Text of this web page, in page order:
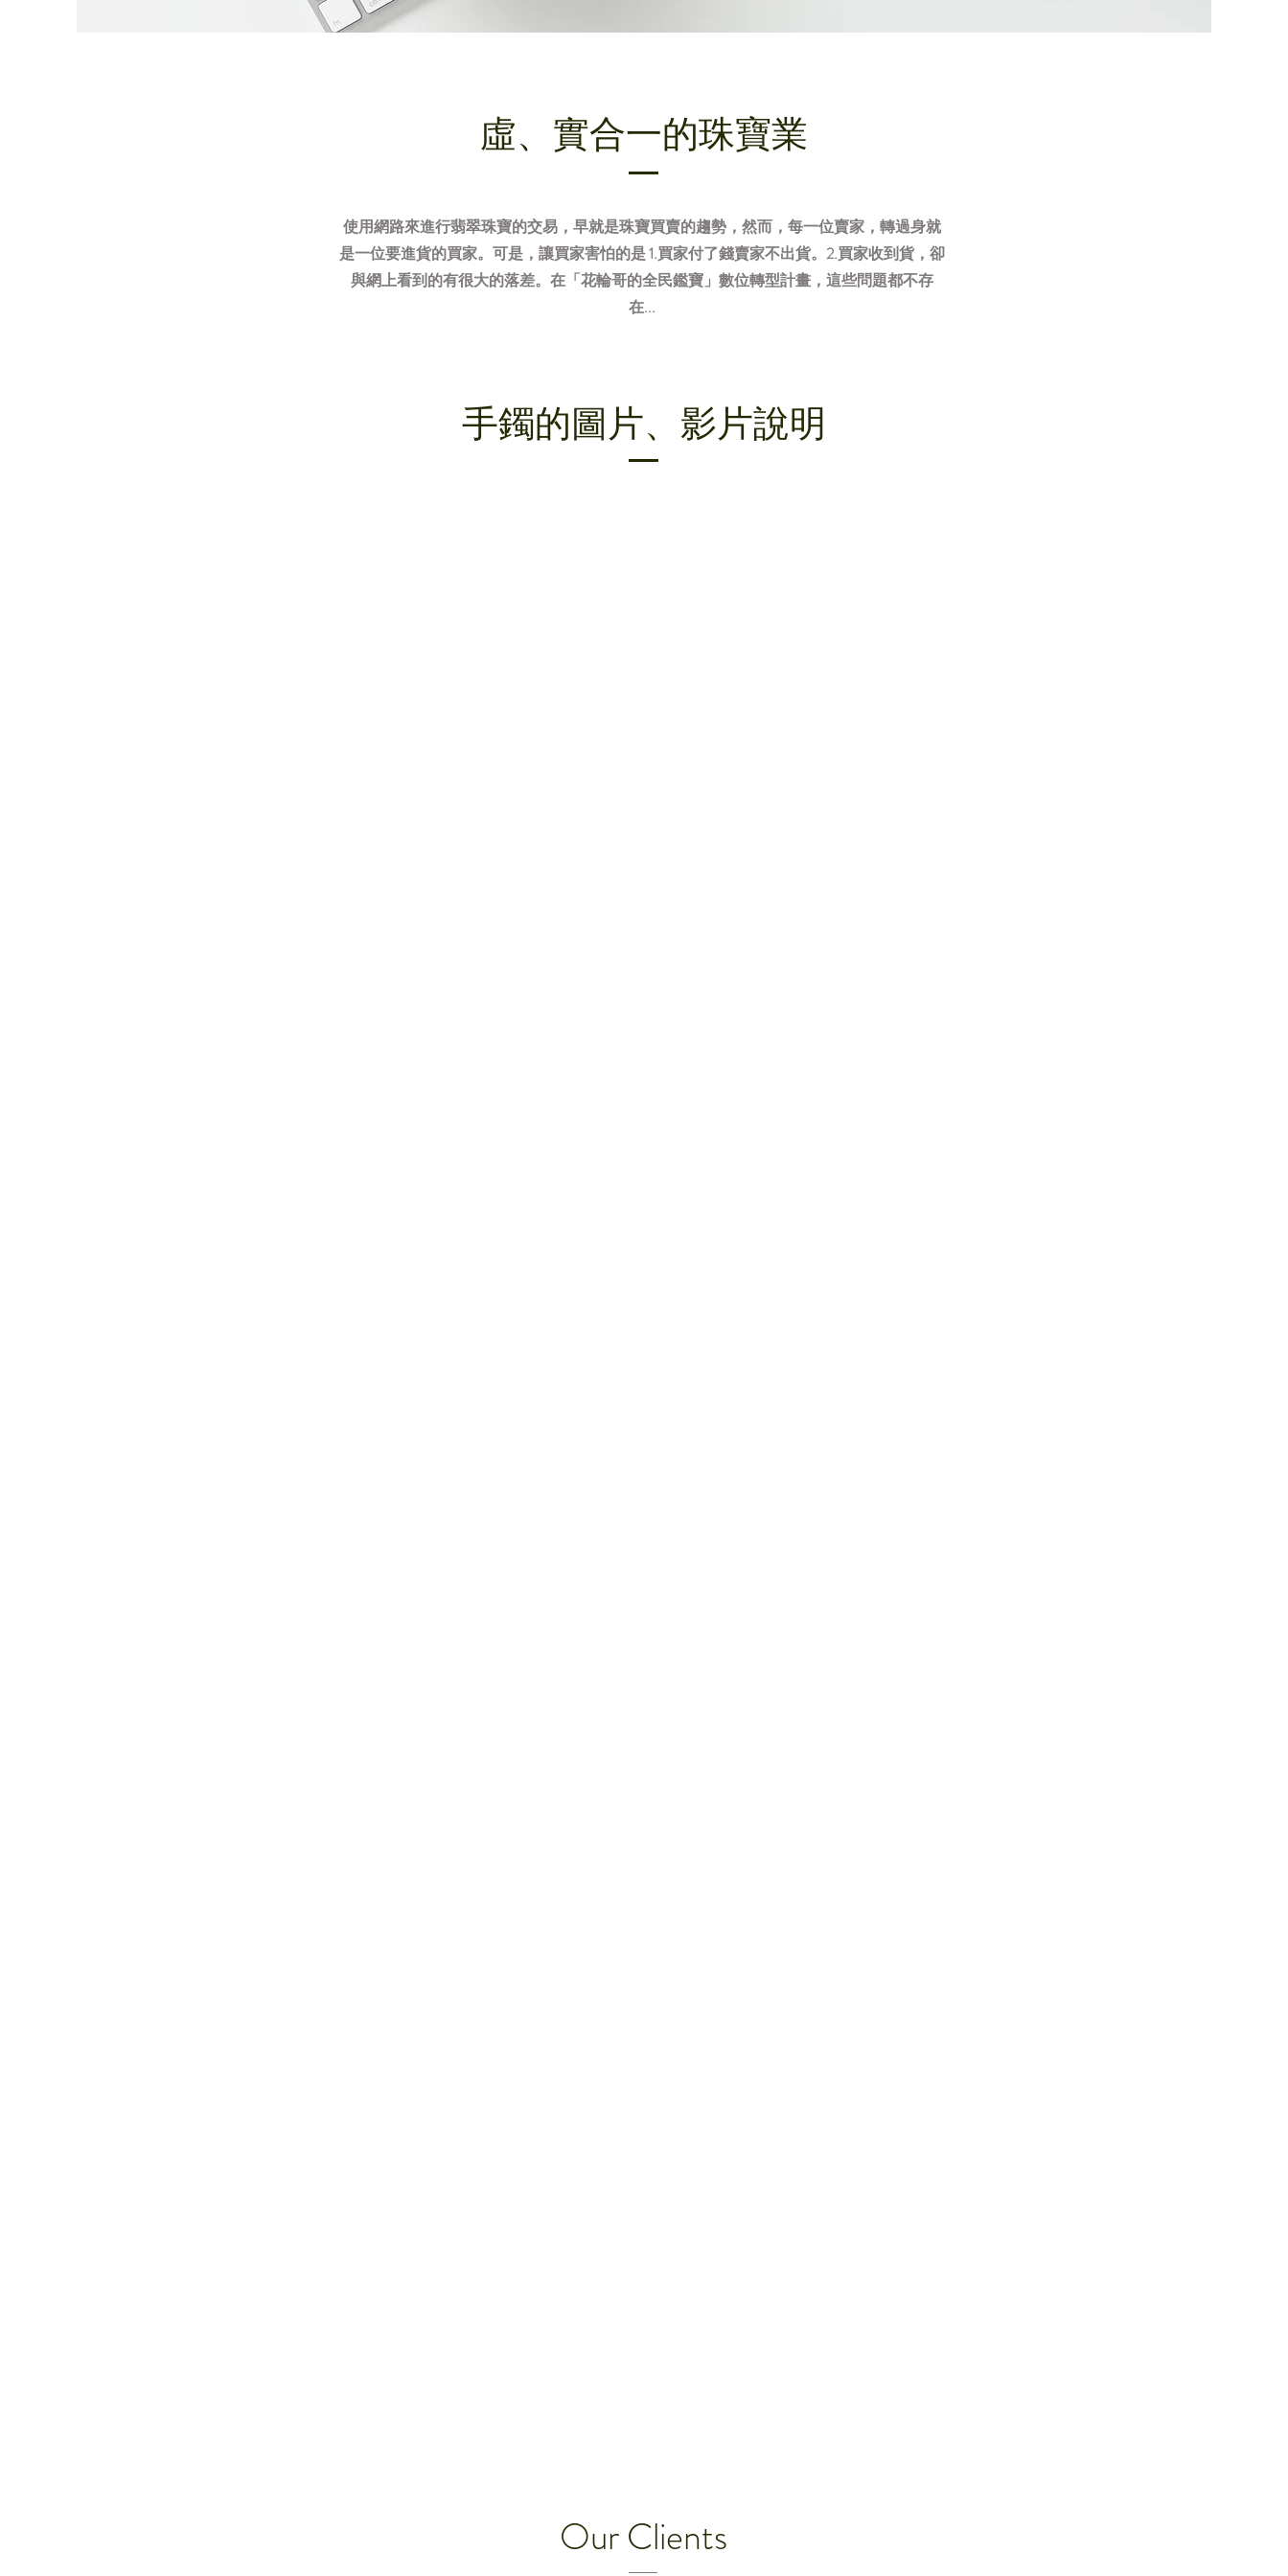
​虛、實合一的珠寶業
使用網路來進行翡翠珠寶的交易，早就是珠寶買賣的趨勢，然而，每一位賣家，轉過身就
是一位要進貨的買家。可是，讓買家害怕的是 1.買家付了錢賣家不出貨。2.買家收到貨，卻
與網上看到的有很大的落差。在「花輪哥的全民鑑寶」數位轉型計畫，這些問題都不存
在...
手鐲的圖片、影片說明
Our Clients